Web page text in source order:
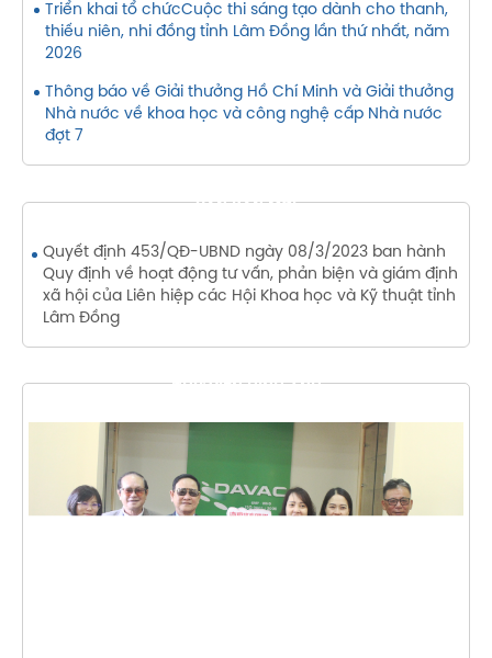
Triển khai tổ chứcCuộc thi sáng tạo dành cho thanh,
thiếu niên, nhi đồng tỉnh Lâm Đồng lần thứ nhất, năm
2026
Thông báo về Giải thưởng Hồ Chí Minh và Giải thưởng
Nhà nước về khoa học và công nghệ cấp Nhà nước
đợt 7
VĂN BẢN MỚI
Quyết định 453/QĐ-UBND ngày 08/3/2023 ban hành
Quy định về hoạt động tư vấn, phản biện và giám định
xã hội của Liên hiệp các Hội Khoa học và Kỹ thuật tỉnh
Lâm Đồng
THƯ VIỆN HÌNH ẢNH